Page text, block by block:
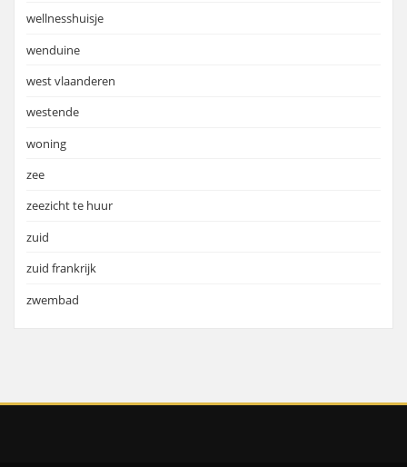
wellnesshuisje
wenduine
west vlaanderen
westende
woning
zee
zeezicht te huur
zuid
zuid frankrijk
zwembad